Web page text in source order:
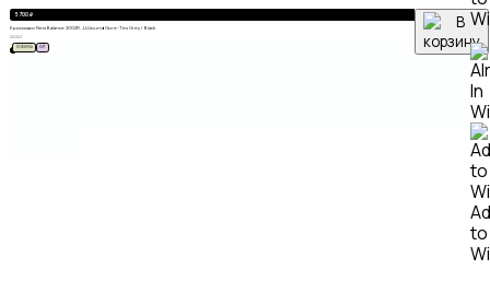
5 700₽
Кроссовки New Balance 2002R, JJJJound Gore-Tex Grey / Black
41 42 43
НОВИНКА ХИТ
to